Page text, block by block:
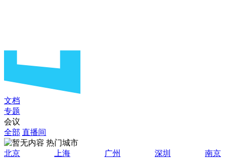
文档
专题
会议
全部 直播间
热门城市
北京
上海 广州 深圳
南京